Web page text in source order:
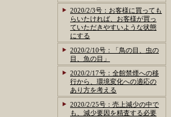
2020/2/3号：お客様に買っても
らいたければ、お客様が買っ
ていただきやすいような状態
にする
2020/2/10号：「鳥の目、虫の
目、魚の目」
2020/2/17号：全館禁煙への移
行から、環境変化への適応の
あり方を考える
2020/2/25号：売上減少の中で
も、減少要因を精査する必要